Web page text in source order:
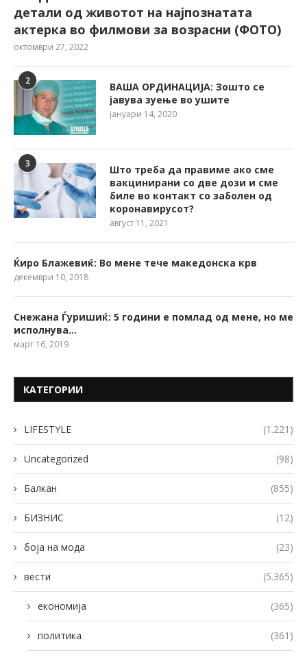
детали од животот на најпознатата
актерка во филмови за возрасни (ФОТО)
октомври 27, 2022
2
ВАША ОРДИНАЦИЈА: Зошто се
јавува зуење во ушите
јануари 14, 2020
3
Што треба да правиме ако сме
вакцинирани со две дози и сме
биле во контакт со заболен од
коронавирусот?
август 11, 2021
Ќиро Блажевиќ: Во мене тече македонска крв
декември 10, 2018
Снежана Ѓуришиќ: 5 години е помлад од мене, но ме
исполнува…
март 16, 2019
КАТЕГОРИИ
LIFESTYLE (1.221)
Uncategorized (98)
Балкан (855)
БИЗНИС (12)
боја на мода (23)
вести (5.365)
економија (365)
политика (361)